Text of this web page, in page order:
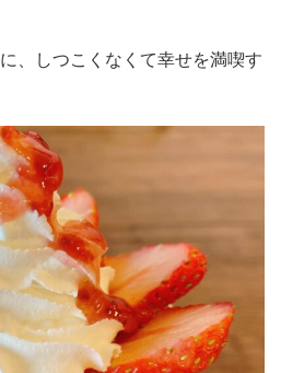
、しつこくなくて幸せを満喫す